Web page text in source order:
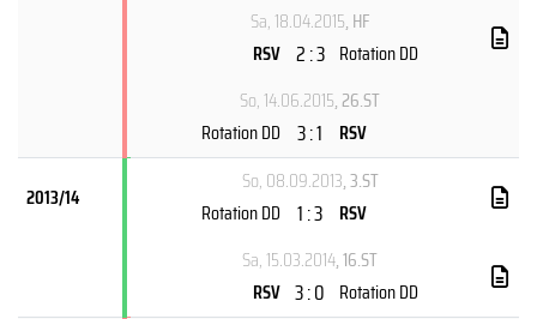
Sa, 18.04.2015, HF
RSV 2 : 3 Rotation DD
So, 14.06.2015, 26.ST
Rotation DD 3 : 1 RSV
2013/14
So, 08.09.2013, 3.ST
Rotation DD 1 : 3 RSV
Sa, 15.03.2014, 16.ST
RSV 3 : 0 Rotation DD